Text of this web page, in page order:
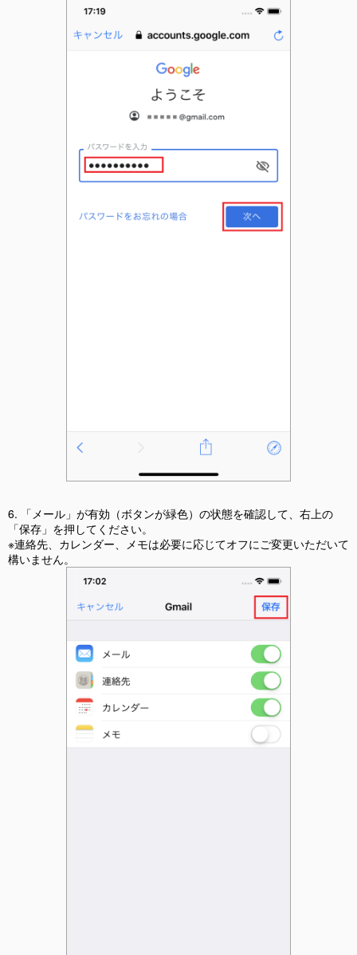
6. 「メール」が有効（ボタンが緑色）の状態を確認して、右上の
「保存」を押してください。
※連絡先、カレンダー、メモは必要に応じてオフにご変更いただいて
構いません。